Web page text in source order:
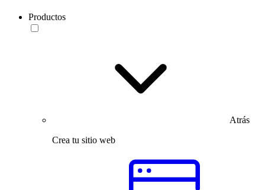
Productos
Atrás
Crea tu sitio web